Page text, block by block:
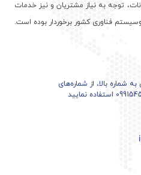
توجه به نیاز مشتریان و نیز خدمات
فناوری کشور برخوردار بوده است.
بالا، از شماره‌های